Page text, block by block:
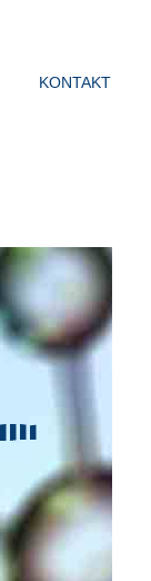
KONTAKT